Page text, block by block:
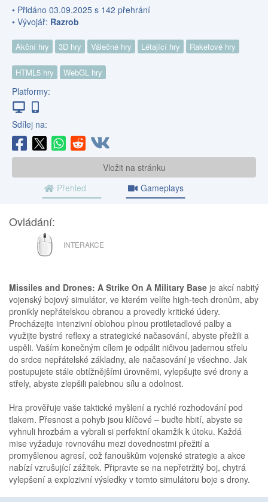
• Přidáno 03.09.2025 s 142 přehrání
• Vývojář: Razrob
Akční hry 3D hry Válečné hry Létající hry Raketové hry
HTML5 hry WebGL hry
Platformy:
Sdílej na:
Vložit na stránku
Přehled
Gameplays
Ovládání:
MYŠ
INTERAKCE
Missiles and Drones: A Strike On A Military Base je akcí nabitý
vojenský bojový simulátor, ve kterém velíte high-tech dronům, aby
pronikly nepřátelskou obranou a provedly kritické údery.
Procházejte intenzivní oblohou plnou protiletadlové palby a
využijte bystré reflexy a strategické načasování, abyste přežili a
uspěli. Vaším konečným cílem je odpálit ničivou jadernou střelu
do srdce nepřátelské základny, ale načasování je všechno. Jak
postupujete stále obtížnějšími úrovněmi, vylepšujte své drony a
střely, abyste zlepšili palebnou sílu a odolnost.
Hra prověřuje vaše taktické myšlení a rychlé rozhodování pod
tlakem. Přesnost a pohyb jsou klíčové – buďte hbití, abyste se
vyhnuli hrozbám a vybrali si perfektní okamžik k útoku. Každá
mise vyžaduje rovnováhu mezi dovednostmi přežití a
promyšlenou agresí, což fanouškům vojenské strategie a akce
nabízí vzrušující zážitek. Připravte se na nepřetržitý boj, chytrá
vylepšení a explozivní výsledky v tomto simulátoru boje s drony.